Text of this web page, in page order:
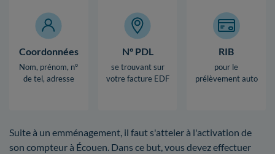
Coordonnées
Nom, prénom, n°
de tel, adresse
N° PDL
se trouvant sur
votre facture EDF
RIB
pour le
prélèvement auto
Suite à un emménagement, il faut s'atteler à l'activation de
son compteur à Écouen. Dans ce but, vous devez effectuer